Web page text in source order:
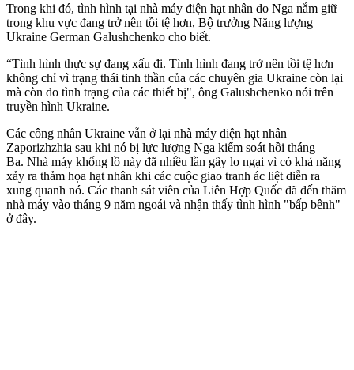
Trong khi đó, tình hình tại nhà máy điện hạt nhân do Nga nắm giữ
trong khu vực đang trở nên tồi tệ hơn, Bộ trưởng Năng lượng
Ukraine German Galushchenko cho biết.
“Tình hình thực sự đang xấu đi. Tình hình đang trở nên tồi tệ hơn
không chỉ vì trạng thái tinh thần của các chuyên gia Ukraine còn lại
mà còn do tình trạng của các thiết bị", ông Galushchenko nói trên
truyền hình Ukraine.
Các công nhân Ukraine vẫn ở lại nhà máy điện hạt nhân
Zaporizhzhia sau khi nó bị lực lượng Nga kiểm soát hồi tháng
Ba. Nhà máy khổng lồ này đã nhiều lần gây lo ngại vì có khả năng
xảy ra thảm họa hạt nhân khi các cuộc giao tranh ác liệt diễn ra
xung quanh nó. Các thanh sát viên của Liên Hợp Quốc đã đến thăm
nhà máy vào tháng 9 năm ngoái và nhận thấy tình hình "bấp bênh"
ở đây.